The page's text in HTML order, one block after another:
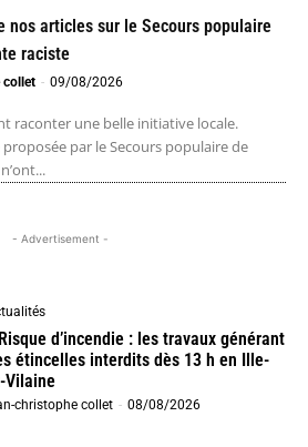
nos articles sur le Secours populaire
raciste
collet - 09/08/2026
raconter une belle initiative locale.
par le Secours populaire de
- Advertisement -
d’incendie : les travaux générant
étincelles interdits dès 13 h en Ille-
Vilaine
christophe collet - 08/08/2026